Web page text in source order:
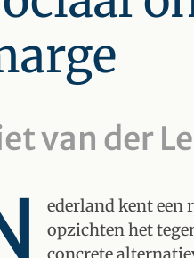
van der
ederland kent een
opzichten het